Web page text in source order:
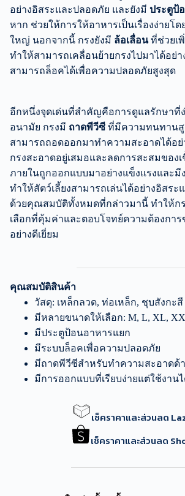
อย่างอิสระและปลอดภัย และยังมี ประตูป้
หาก ช่วยให้การให้อาหารเป็นเรื่องง่ายโด
ใหญ่ นอกจากนี้ กรงยังมี ล้อเลื่อนที่ช่วยเ
ทำให้สามารถเคลื่อนย้ายกรงไปมาได้อย่า
สามารถล็อคได้เพื่อความปลอดภัยสูงสุด
อีกหนึ่งจุดเด่นที่สำคัญคือการดูแลรักษาที่
อนามัย กรงมี ถาดพีวีซี ที่มีความทนทานสู
สามารถถอดออกมาทำความสะอาดได้อย่
กรงสะอาดอยู่เสมอและลดการสะสมของ
ภายในถูกออกแบบมาอย่างแข็งแรงและ
ทำให้สัตว์เลี้ยงสามารถเล่นได้อย่างอิสระ
ด้วยคุณสมบัติทั้งหมดที่กล่าวมานี้ ทำให้กร
เลือกที่คุ้มค่าและตอบโจทย์ความต้องการ
อย่างดีเยี่ยม
คุณสมบัติสินค้า
วัสดุ: เหล็กลวด, ท่อเหล็ก, ชุบสังกะสี
มีหลายขนาดให้เลือก: M, L, XL,
มีประตูป้อนอาหารแยก
มีระบบล็อคเพื่อความปลอดภัย
มีถาดพีวีซีสำหรับทำความสะอาดด้
มีการออกแบบที่เรียบง่ายแต่ใช้งานไ
เช็คราคาและส่วนลด
เช็คราคาและส่วนลด